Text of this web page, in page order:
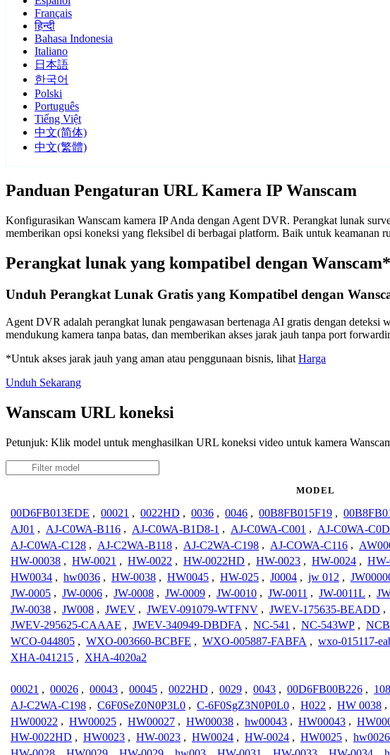
Français
हिन्दी
Bahasa Indonesia
Italiano
日本語
한국어
Polski
Português
Tiếng Việt
中文(简体)
中文(繁體)
Panduan Pengaturan URL Kamera IP Wanscam
Konfigurasikan Wanscam kamera IP Anda dengan Agent DVR. Perangkat lunak
memberikan opsi koneksi yang fleksibel di berbagai platform. Baik untuk keamanan
Perangkat lunak yang kompatibel dengan Wanscam*
Unduh Perangkat Lunak Gratis yang Kompatibel dengan
Agent DVR adalah perangkat lunak pengawasan bertenaga AI gratis dengan
mendukung kamera tanpa batas, dan memberikan akses jarak jauh tanpa port
*Untuk akses jarak jauh yang aman atau penggunaan bisnis, lihat Harga
Unduh Sekarang
Wanscam URL koneksi
Petunjuk: Klik model untuk menghasilkan URL koneksi video untuk kamera
MODEL
00D6FB013EDE , 00021 , 0022HD , 0036 , 0046 , 00B8FB015F19 ,
AJ01 , AJ-C0WA-B116 , AJ-C0WA-B1D8-1 , AJ-C0WA-C001 , AJ-C0WA-
AJ-C0WA-C128 , AJ-C2WA-B118 , AJ-C2WA-C198 , AJ-COWA-C116 ,
HW-00038 , HW-0021 , HW-0022 , HW-0022HD , HW-0023 , HW-0024 ,
HW0034 , hw0036 , HW-0038 , HW0045 , HW-025 , J0004 , jw 012 ,
JW-0005 , JW-0006 , JW-0008 , JW-0009 , JW-0010 , JW-0011 , JW-0011L ,
JW-0038 , JW008 , JWEV , JWEV-091079-WTFNV , JWEV-175635-BEADD ,
JWEV-295625-CAAAE , JWEV-340949-DBDFA , NC-541 , NC-543WP ,
WCO-044805 , WXO-003660-BCBFE , WXO-005887-FABFA , wxo-015117-
XHA-041215 , XHA-4020a2
00021 , 00026 , 00043 , 00045 , 0022HD , 0029 , 0043 , 00D6FB00B226 ,
AJ-C2WA-C198 , C6F0SeZ0N0P3L0 , C-6F0SgZ3N0P0L0 , H022 , HW 0038 ,
HW00022 , HW00025 , HW00027 , HW00038 , hw00043 , HW00043 ,
HW-0022HD , HW0023 , HW-0023 , HW0024 , HW-0024 , HW0025 , hw0026